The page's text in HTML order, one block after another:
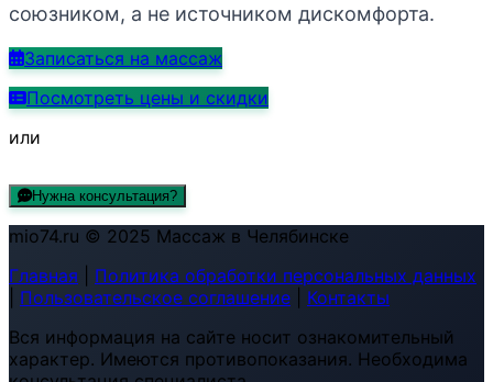
союзником, а не источником дискомфорта.
Записаться на массаж
Посмотреть цены и скидки
или
Нужна консультация?
mio74.ru © 2025 Массаж в Челябинске
Главная
Политика обработки персональных данных
Пользовательское соглашение
Контакты
Вся информация на сайте носит ознакомительный
характер. Имеются противопоказания. Необходима